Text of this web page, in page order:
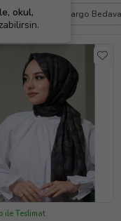
okul,
Özel Kargo Bedava
ile Teslimat